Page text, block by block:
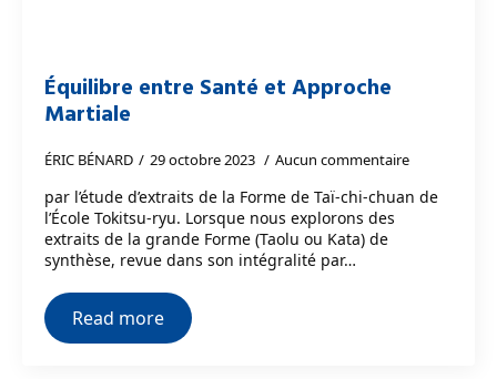
Équilibre entre Santé et Approche
Martiale
ÉRIC BÉNARD 29 octobre 2023 Aucun commentaire
par l’étude d’extraits de la Forme de Taï-chi-chuan de
l’École Tokitsu-ryu. Lorsque nous explorons des
extraits de la grande Forme (Taolu ou Kata) de
synthèse, revue dans son intégralité par…
Read more